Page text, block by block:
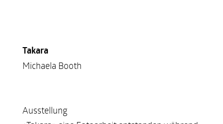
Takara
Michaela Booth
Ausstellung